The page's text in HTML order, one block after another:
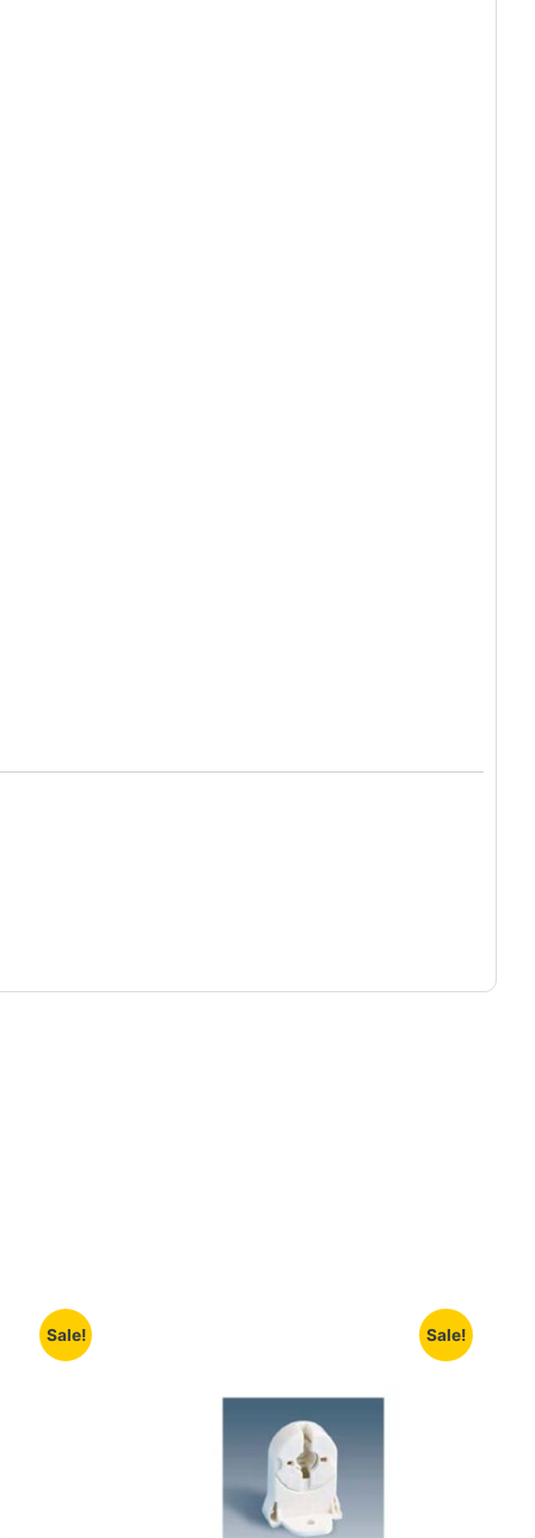
Sale! Sale!